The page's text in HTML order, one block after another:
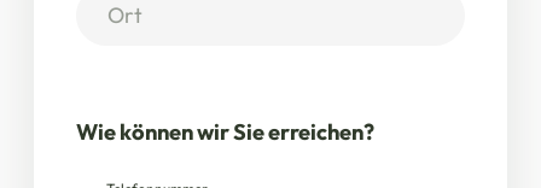
Wie können wir Sie erreichen?